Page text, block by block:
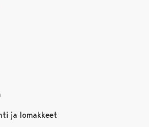
välilehdessä
Instagramissa
välilehdessä
Youtubessa
uudessa välilehdessä
ja lomakkeet